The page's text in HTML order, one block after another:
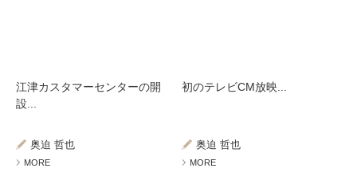
江津カスタマーセンターの開
設...
奥迫 哲也
MORE
初のテレビCM放映...
奥迫 哲也
MORE